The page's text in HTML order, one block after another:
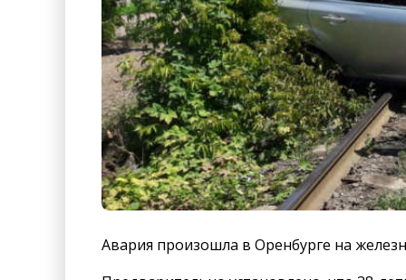
Авария произошла в Оренбурге на